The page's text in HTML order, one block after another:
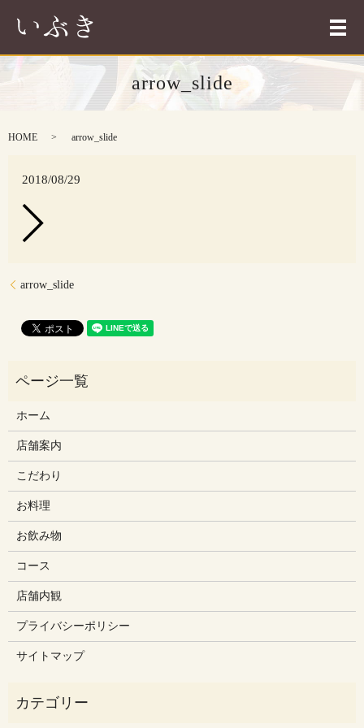
メ
arrow_slide
HOME arrow_slide
2018/08/29
arrow_slide
ホーム
店舗案内
こだわり
お料理
お飲み物
コース
店舗内観
プライバシーポリシー
サイトマップ